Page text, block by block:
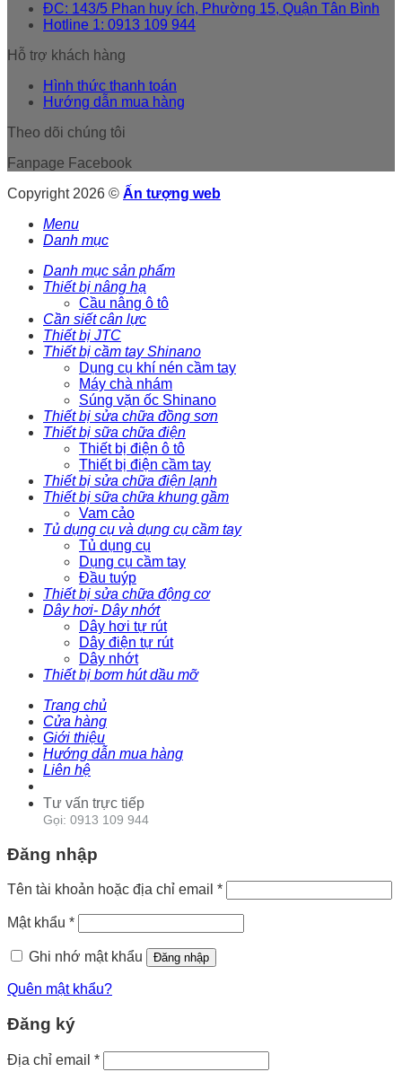
ĐC: 143/5 Phan huy ích, Phường 15, Quận Tân Bình
Hotline 1: 0913 109 944
Hỗ trợ khách hàng
Hình thức thanh toán
Hướng dẫn mua hàng
Theo dõi chúng tôi
Fanpage Facebook
Copyright 2026 © Ấn tượng web
Menu
Danh mục
Danh mục sản phẩm
Thiết bị nâng hạ
Cầu nâng ô tô
Cần siết cân lực
Thiết bị JTC
Thiết bị cầm tay Shinano
Dụng cụ khí nén cầm tay
Máy chà nhám
Súng vặn ốc Shinano
Thiết bị sửa chữa đồng sơn
Thiết bị sữa chữa điện
Thiết bị điện ô tô
Thiết bị điện cầm tay
Thiết bị sửa chữa điện lạnh
Thiết bị sữa chữa khung gầm
Vam cảo
Tủ dụng cụ và dụng cụ cầm tay
Tủ dụng cụ
Dụng cụ cầm tay
Đầu tuýp
Thiết bị sửa chữa động cơ
Dây hơi- Dây nhớt
Dây hơi tự rút
Dây điện tự rút
Dây nhớt
Thiết bị bơm hút dầu mỡ
Trang chủ
Cửa hàng
Giới thiệu
Hướng dẫn mua hàng
Liên hệ
Tư vấn trực tiếp
Gọi: 0913 109 944
Đăng nhập
Tên tài khoản hoặc địa chỉ email *
Mật khẩu *
Ghi nhớ mật khẩu Đăng nhập
Quên mật khẩu?
Đăng ký
Địa chỉ email *